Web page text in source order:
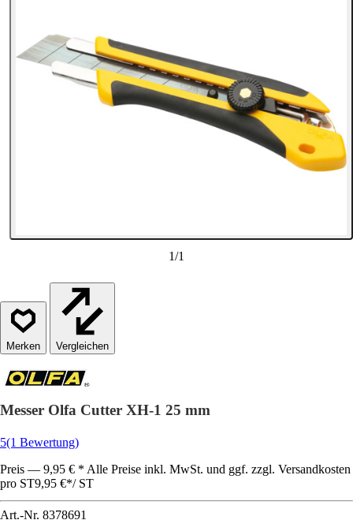
1/1
Vergleichen
Messer Olfa Cutter XH-1 25 mm
5(1 Bewertung)
Preis — 9,95 € * Alle Preise inkl. MwSt. und ggf. zzgl. Versandkosten
pro ST9,95 €*/ ST
Art.-Nr. 8378691